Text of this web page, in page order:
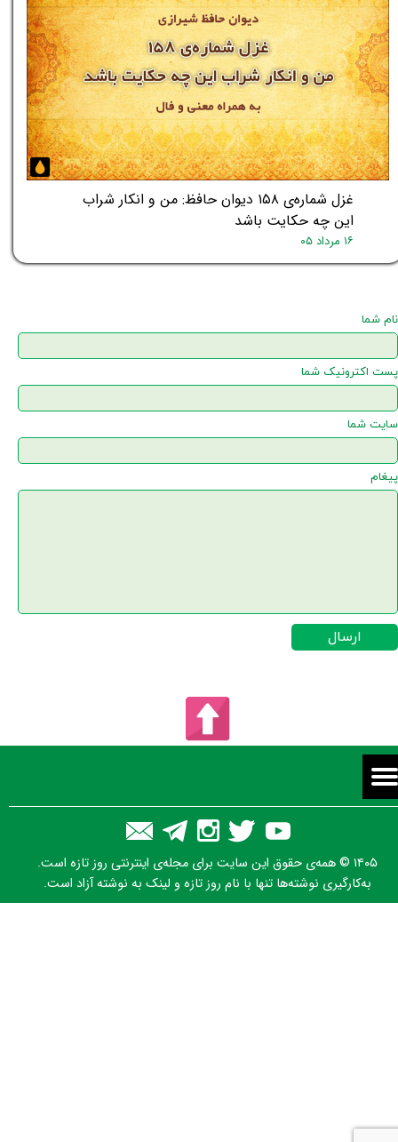
★★
غزل شماره‌ی ۱۵۸ دیوان حافظ: من و انکار شراب
این چه حکایت باشد
۱۶ مرداد ۰۵
نام شما
پست اکترونیک شما
سایت شما
پیغام
ارسال
۱۴۰۵ © همه‌ی حقوق این سایت برای مجله‌ی اینترنتی روز تازه است.
به‌کارگیری نوشته‌ها تنها با نام روز تازه و لینک به نوشته آزاد است.